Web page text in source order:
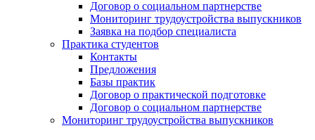
Договор о социальном партнерстве
Мониторинг трудоустройства выпускников
Заявка на подбор специалиста
Практика студентов
Контакты
Предложения
Базы практик
Договор о практической подготовке
Договор о социальном партнерстве
Мониторинг трудоустройства выпускников